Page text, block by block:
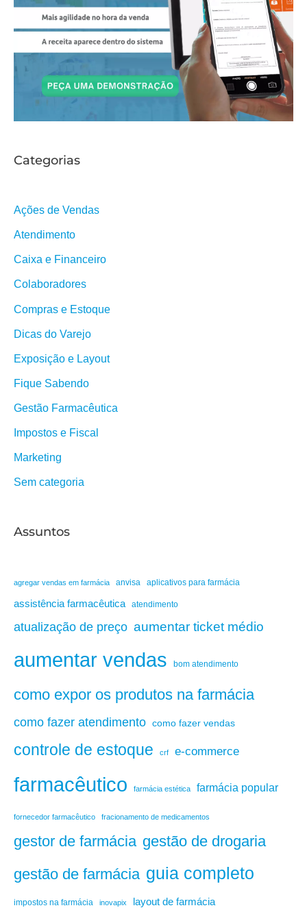
Categorias
Ações de Vendas
Atendimento
Caixa e Financeiro
Colaboradores
Compras e Estoque
Dicas do Varejo
Exposição e Layout
Fique Sabendo
Gestão Farmacêutica
Impostos e Fiscal
Marketing
Sem categoria
Assuntos
agregar vendas em farmácia anvisa aplicativos para farmácia
assistência farmacêutica atendimento
atualização de preço aumentar ticket médio
aumentar vendas bom atendimento
como expor os produtos na farmácia
como fazer atendimento como fazer vendas
controle de estoque crf e-commerce
farmacêutico farmácia estética farmácia popular
fornecedor farmacêutico fracionamento de medicamentos
gestor de farmácia gestão de drogaria
gestão de farmácia guia completo
impostos na farmácia inovapix layout de farmácia